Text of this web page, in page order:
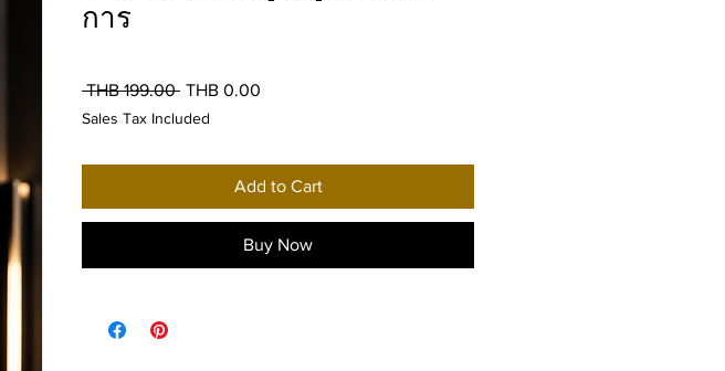
การ
THB 199.00 Regular
THB 0.00
Sales Tax Included
Add to Cart
Buy Now